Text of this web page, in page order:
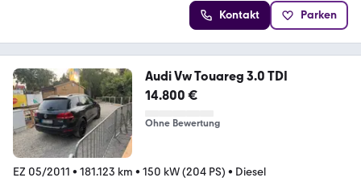
Kontakt Parken
Audi Vw Touareg 3.0 TDI
14.800 €
Ohne Bewertung
EZ 05/2011 • 181.123 km • 150 kW (204 PS) • Diesel